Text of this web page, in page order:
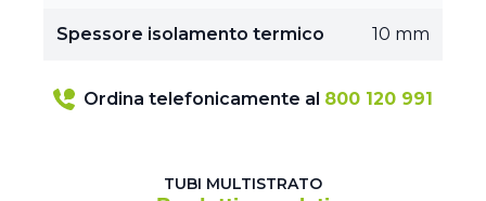
Spessore isolamento termico 10 mm
Ordina telefonicamente al 800 120 991
TUBI MULTISTRATO